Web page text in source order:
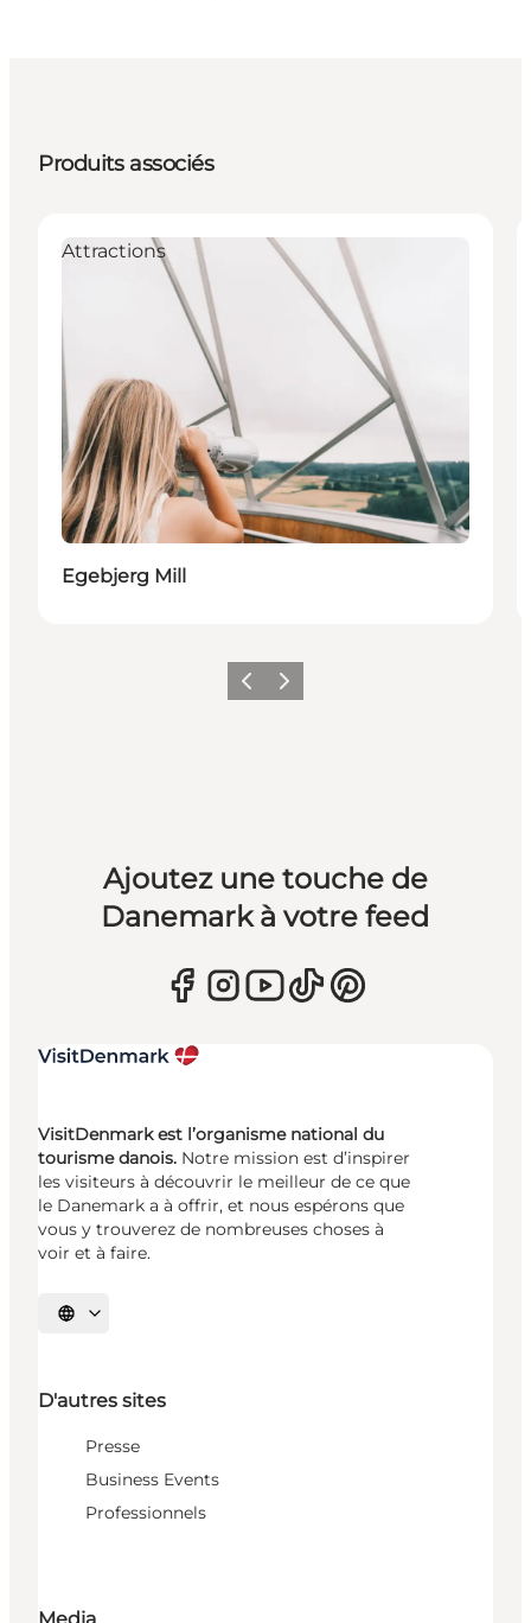
Produits associés
Attractions
Egebjerg Mill
PrécédentSuivant
Ajoutez une touche de
Danemark à votre feed
VisitDenmark est l’organisme national du
tourisme danois. Notre mission est d’inspirer
les visiteurs à découvrir le meilleur de ce que
le Danemark a à offrir, et nous espérons que
vous y trouverez de nombreuses choses à
voir et à faire.
Choisissez la langue
D'autres sites
Presse
Business Events
Professionnels
Media